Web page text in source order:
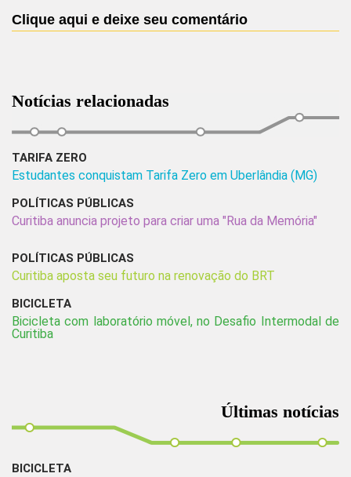
Clique aqui e deixe seu comentário
Notícias relacionadas
TARIFA ZERO
Estudantes conquistam Tarifa Zero em Uberlândia (MG)
POLÍTICAS PÚBLICAS
Curitiba anuncia projeto para criar uma "Rua da Memória"
POLÍTICAS PÚBLICAS
Curitiba aposta seu futuro na renovação do BRT
BICICLETA
Bicicleta com laboratório móvel, no Desafio Intermodal de
Curitiba
Últimas notícias
BICICLETA